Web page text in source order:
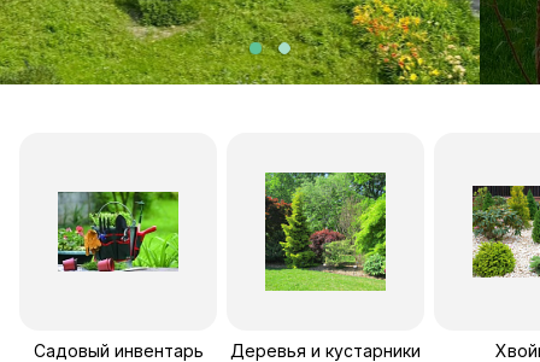
Садовый инвентарь Деревья и кустарники